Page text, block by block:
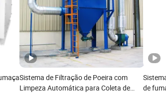
Sistema de Filtração de Poeira com
Limpeza Automática para Coleta de
de